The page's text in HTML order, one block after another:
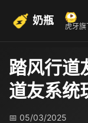
奶瓶 虎牙旗
踏风行道
道友系统
📅 05/03/2025